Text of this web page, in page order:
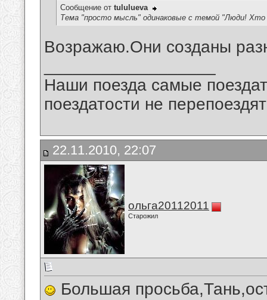
Сообщение от tululueva
Тема "просто мысль" одинаковые с темой "Люди!
Возражаю.Они созданы
Наши поезда самые
поездатости не
22.11.2010, 22:07
ольга20112011
Старожил
Большая